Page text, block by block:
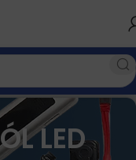
izzó
LED